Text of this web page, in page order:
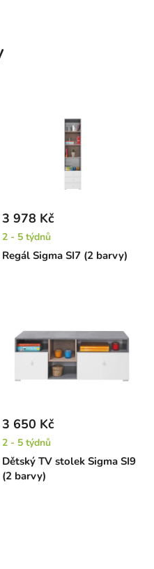
Regál Sigma SI7 (2 barvy)
3 978 Kč
2 - 5 týdnů
Dětský TV stolek Sigma SI9
(2 barvy)
3 650 Kč
2 - 5 týdnů